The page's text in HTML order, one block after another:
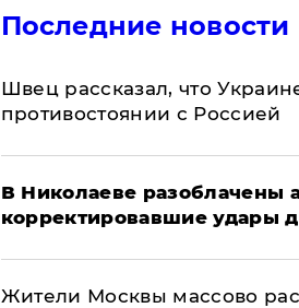
Последние новости
Швец рассказал, что
противостоянии с Россией
В Николаеве разоблачены
корректировавшие удары
Жители Москвы массово